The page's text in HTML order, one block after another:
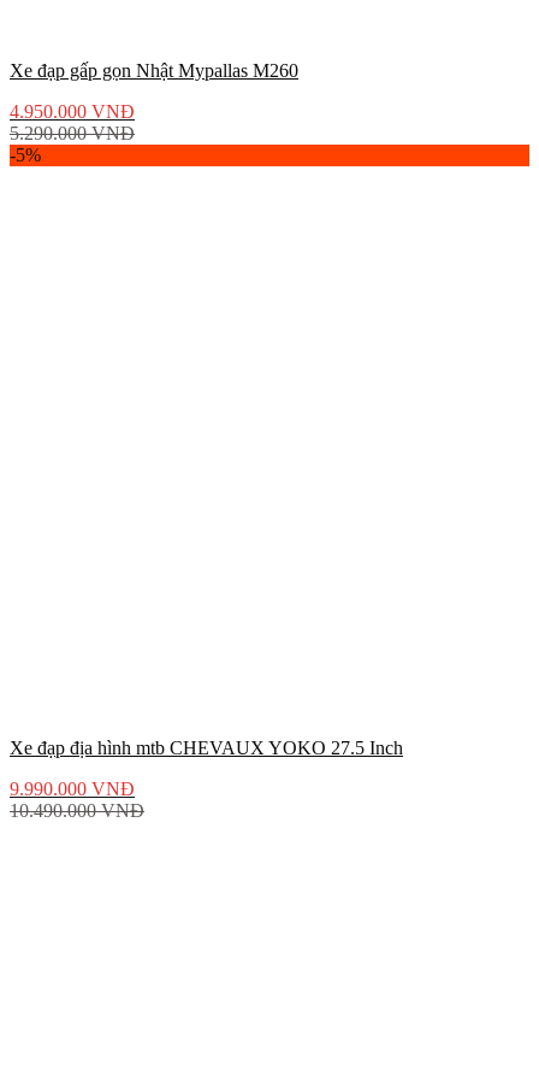
Xe đạp gấp gọn Nhật Mypallas M260
4.950.000 VNĐ
5.290.000VNĐ
-5%
Xe đạp địa hình mtb CHEVAUX YOKO 27.5 Inch
9.990.000 VNĐ
10.490.000VNĐ